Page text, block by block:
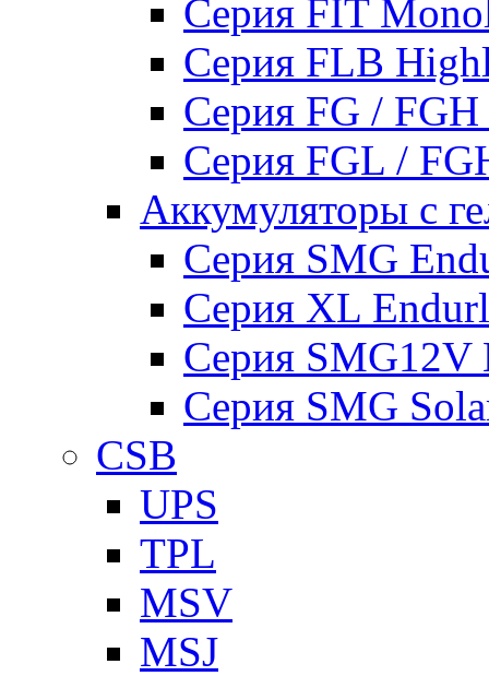
Серия FIT
Серия FLB
Серия FG /
Серия FGL /
Аккумуляторы с
Серия SMG
Серия XL
Серия SMG12V
Серия SMG
CSB
UPS
TPL
MSV
MSJ